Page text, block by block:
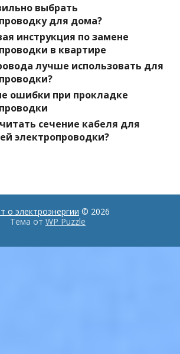
выбрать
для дома?
инструкция по замене
в квартире
лучше использовать для
ошибки при прокладке
сечение кабеля для
электропроводки?
о электроэнергии © 2026
Тема от WP Puzzle